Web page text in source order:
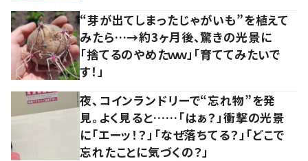
“芽が出てしまったじゃがいも”を植えて
みたら…→約3ヶ月後、驚きの光景に
「捨てるのやめたｗｗ」「育ててみたいで
す！」
夜、コインランドリーで“忘れ物”を発
見。よく見ると……「はぁ？」衝撃の光景
に「エーッ！？」「なぜ落ちてる？」「どこで
忘れたことに気づくの？」